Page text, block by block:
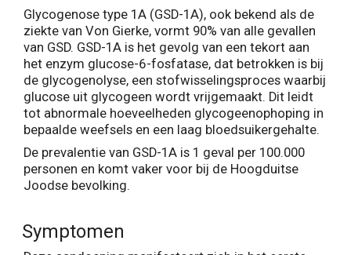
Glycogenose type 1A (GSD-1A), ook bekend als de
ziekte van Von Gierke, vormt 90% van alle gevallen
van GSD. GSD-1A is het gevolg van een tekort aan
het enzym glucose-6-fosfatase, dat betrokken is bij
de glycogenolyse, een stofwisselingsproces waarbij
glucose uit glycogeen wordt vrijgemaakt. Dit leidt
tot abnormale hoeveelheden glycogeenophoping in
bepaalde weefsels en een laag bloedsuikergehalte.
De prevalentie van GSD-1A is 1 geval per 100.000
personen en komt vaker voor bij de Hoogduitse
Joodse bevolking.
Symptomen